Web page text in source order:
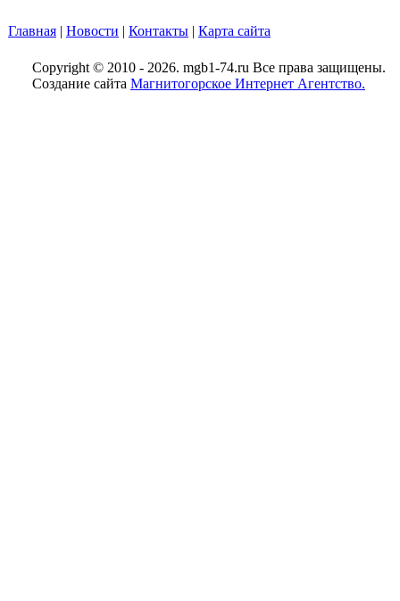
Главная | Новости | Контакты | Карта сайта
Copyright © 2010 - 2026. mgb1-74.ru Все права защищены.
Создание сайта Магнитогорское Интернет Агентство.